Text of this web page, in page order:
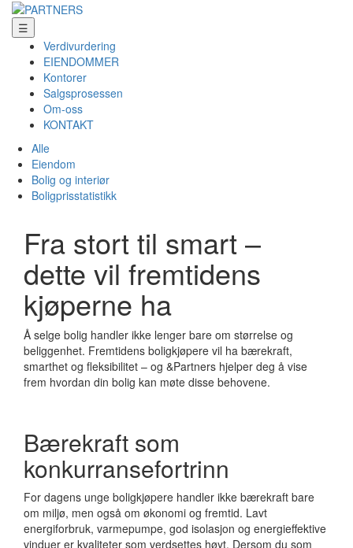
☰
Verdivurdering
EIENDOMMER
Kontorer
Salgsprosessen
Om-oss
KONTAKT
Alle
Eiendom
Bolig og interiør
Boligprisstatistikk
Fra stort til smart –
dette vil fremtidens
kjøperne ha
Å selge bolig handler ikke lenger bare om størrelse og
beliggenhet. Fremtidens boligkjøpere vil ha bærekraft,
smarthet og fleksibilitet – og &Partners hjelper deg å vise
frem hvordan din bolig kan møte disse behovene.
Bærekraft som
konkurransefortrinn
For dagens unge boligkjøpere handler ikke bærekraft bare
om miljø, men også om økonomi og fremtid. Lavt
energiforbruk, varmepumpe, god isolasjon og energieffektive
vinduer er kvaliteter som verdsettes høyt. Dersom du som